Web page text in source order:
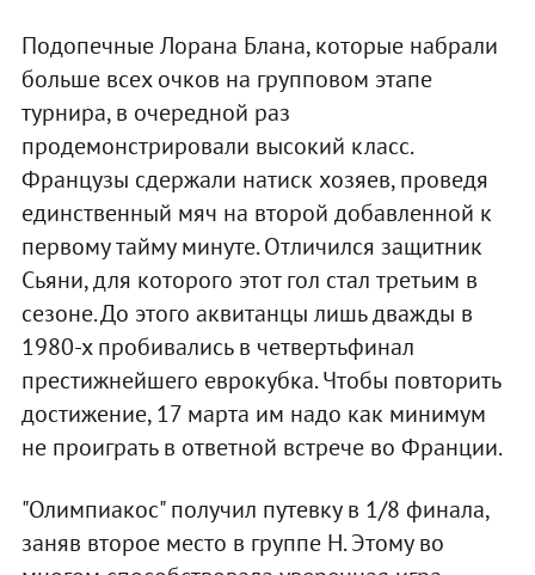
Подопечные Лорана Блана, которые набрали
больше всех очков на групповом этапе
турнира, в очередной раз
продемонстрировали высокий класс.
Французы сдержали натиск хозяев, проведя
единственный мяч на второй добавленной к
первому тайму минуте. Отличился защитник
Сьяни, для которого этот гол стал третьим в
сезоне. До этого аквитанцы лишь дважды в
1980-х пробивались в четвертьфинал
престижнейшего еврокубка. Чтобы повторить
достижение, 17 марта им надо как минимум
не проиграть в ответной встрече во Франции.
"Олимпиакос" получил путевку в 1/8 финала,
заняв второе место в группе H. Этому во